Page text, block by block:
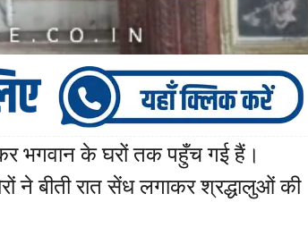
भगवान के घरों तक पहुँच गई हैं।
ने बीती रात सेंध लगाकर श्रद्धालुओं की